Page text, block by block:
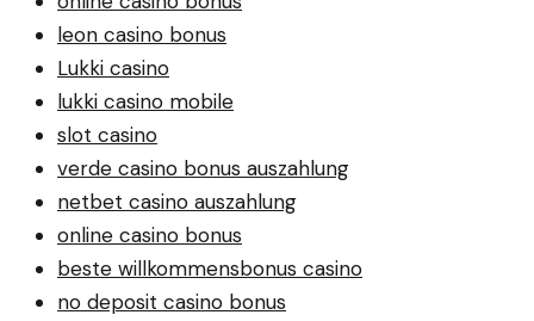
leon casino bonus
Lukki casino
lukki casino mobile
slot casino
verde casino bonus auszahlung
netbet casino auszahlung
online casino bonus
beste willkommensbonus casino
no deposit casino bonus